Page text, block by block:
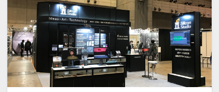
ロ
ト
タ
イ
プ
開